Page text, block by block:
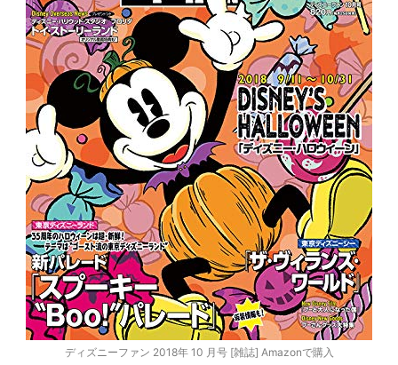
ディズニーファン 2018年 10 月号 [雑誌] Amazonで購入